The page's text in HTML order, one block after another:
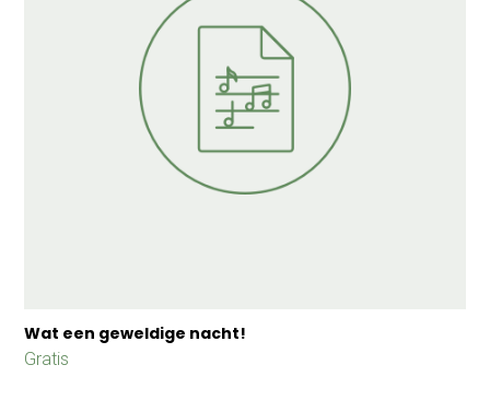
Wat een geweldige nacht!
Gratis